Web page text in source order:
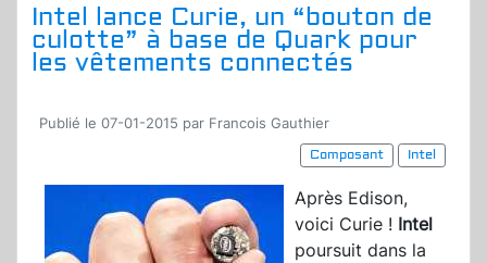
Intel lance Curie, un “bouton de
culotte” à base de Quark pour
les vêtements connectés
Publié le 07-01-2015 par Francois Gauthier
Composant
Intel
Après Edison,
voici Curie ! Intel
poursuit dans la